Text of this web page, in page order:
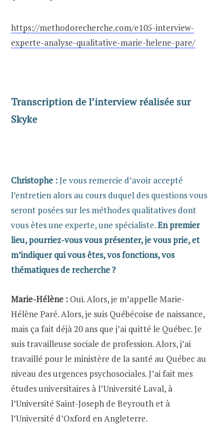
https://methodorecherche.com/e105-interview-
experte-analyse-qualitative-marie-helene-pare/
Transcription de l’interview réalisée sur
Skyke
Christophe :Je vous remercie d’avoir accepté
l’entretien alors au cours duquel des questions vous
seront posées sur les méthodes qualitatives dont
vous êtes une experte, une spécialiste.En premier
lieu, pourriez-vous vous présenter, je vous prie, et
m’indiquer qui vous êtes, vos fonctions, vos
thématiques de recherche ?
Marie-Hélène : Oui. Alors, je m’appelle Marie-
Hélène Paré. Alors, je suis Québécoise de naissance,
mais ça fait déjà 20 ans que j’ai quitté le Québec. Je
suis travailleuse sociale de profession. Alors, j’ai
travaillé pour le ministère de la santé au Québec au
niveau des urgences psychosociales. J’ai fait mes
études universitaires à l’Université Laval, à
l’Université Saint-Joseph de Beyrouth et à
l’Université d’Oxford en Angleterre.